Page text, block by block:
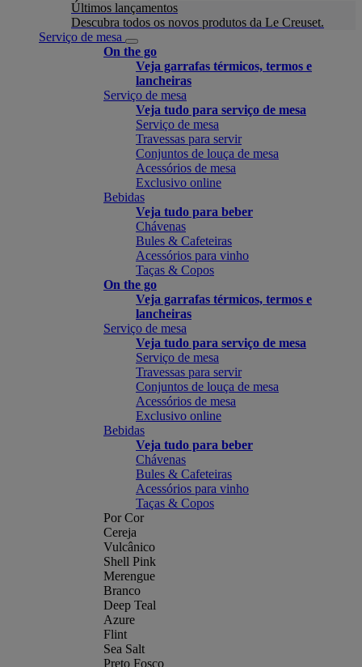
Últimos lançamentos
Descubra todos os novos produtos da Le Creuset.
Serviço de mesa
On the go
Veja garrafas térmicos, termos e
lancheiras
Serviço de mesa
Veja tudo para serviço de mesa
Serviço de mesa
Travessas para servir
Conjuntos de louça de mesa
Acessórios de mesa
Exclusivo online
Bebidas
Veja tudo para beber
Chávenas
Bules & Cafeteiras
Acessórios para vinho
Taças & Copos
On the go
Veja garrafas térmicos, termos e
lancheiras
Serviço de mesa
Veja tudo para serviço de mesa
Serviço de mesa
Travessas para servir
Conjuntos de louça de mesa
Acessórios de mesa
Exclusivo online
Bebidas
Veja tudo para beber
Chávenas
Bules & Cafeteiras
Acessórios para vinho
Taças & Copos
Por Cor
Cereja
Vulcânico
Shell Pink
Merengue
Branco
Deep Teal
Azure
Flint
Sea Salt
Preto Fosco